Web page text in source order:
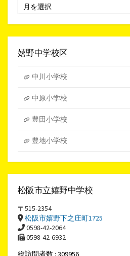
別
ア
イ
嬉野中学校区
中川小学校
中原小学校
豊田小学校
豊地小学校
松阪市立嬉野中学校
〒515-2354
松阪市嬉野下之庄町1725
0598-42-2064
0598-42-6932
総訪問者数 : 309956